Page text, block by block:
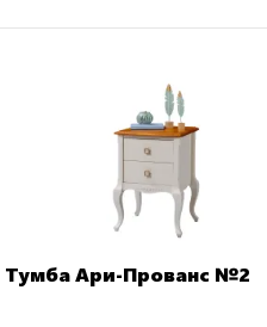
Тумба Ари-Прованс №2